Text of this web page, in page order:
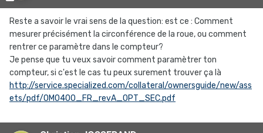
Reste a savoir le vrai sens de la question: est ce : Comment
mesurer précisément la circonférence de la roue, ou comment
rentrer ce paramètre dans le compteur?
Je pense que tu veux savoir comment paramètrer ton
compteur, si c'est le cas tu peux surement trouver ça là
http://service.specialized.com/collateral/ownersguide/new/ass
ets/pdf/OM0400_FR_revA_OPT_SEC.pdf